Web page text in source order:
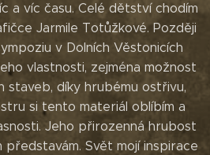
a víc času. Celé dětství chodím
Jarmile Totůžkové. Později
v Dolních Věstonicích
vlastnosti, zejména možnost
staveb, díky hrubému ostřivu,
si tento materiál oblíbím a
Jeho přirozenná hrubost
představám. Svět mojí inspirace